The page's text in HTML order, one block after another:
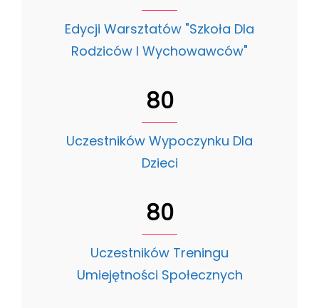
Edycji Warsztatów "Szkoła Dla
Rodziców I Wychowawców"
80
Uczestników Wypoczynku Dla
Dzieci
80
Uczestników Treningu
Umiejętności Społecznych